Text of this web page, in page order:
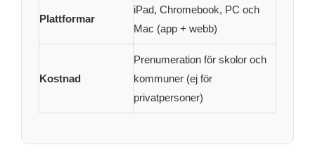
Plattformar
iPad, Chromebook, PC och
Mac (app + webb)
Kostnad
Prenumeration för skolor och
kommuner (ej för
privatpersoner)